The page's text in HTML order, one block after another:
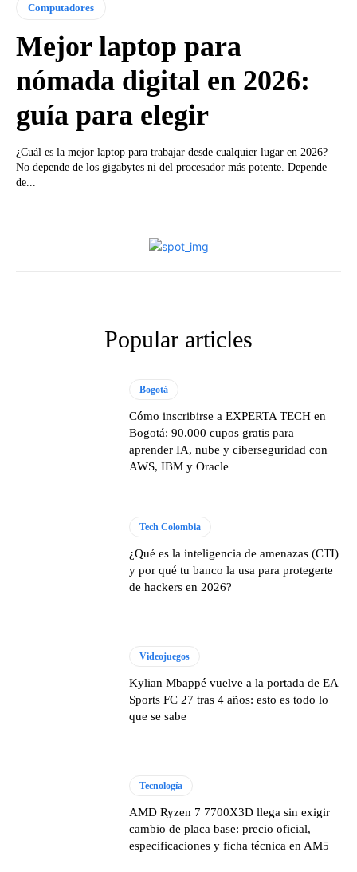
Computadores
Mejor laptop para
nómada digital en 2026:
guía para elegir
¿Cuál es la mejor laptop para trabajar desde cualquier lugar en 2026?
No depende de los gigabytes ni del procesador más potente. Depende
de...
Popular articles
Bogotá
Cómo inscribirse a EXPERTA TECH en
Bogotá: 90.000 cupos gratis para
aprender IA, nube y ciberseguridad con
AWS, IBM y Oracle
Tech Colombia
¿Qué es la inteligencia de amenazas (CTI)
y por qué tu banco la usa para protegerte
de hackers en 2026?
Videojuegos
Kylian Mbappé vuelve a la portada de EA
Sports FC 27 tras 4 años: esto es todo lo
que se sabe
Tecnología
AMD Ryzen 7 7700X3D llega sin exigir
cambio de placa base: precio oficial,
especificaciones y ficha técnica en AM5